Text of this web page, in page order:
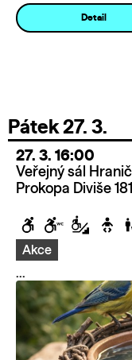
Detail
Pátek 27. 3.
27. 3. 16:00
Veřejný sál
Prokopa Diviše
Akce
...